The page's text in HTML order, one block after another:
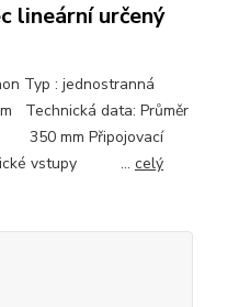
lineární určený
Typ : jednostranná
Technická data: Průměr
Připojovací
vstupy ... celý